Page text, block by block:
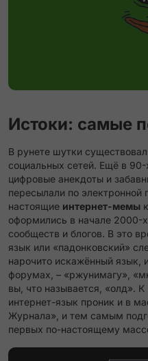
Истоки: самые
В рунете шутки
социальных сетей. Ещё в 90-
цифровые анекдоты и
пересылали по электронной
настоящие интернет-мемы
оформились в начале 2000-
сообществ и блогов. В это
язык или «падонковский»
нарочито искажённый язык,
форумах, – «ржунимагу»,
вы, что называется, «олд».
интернет-язык проник и в
Журнала»​, и тем самым
первых по-настоящему